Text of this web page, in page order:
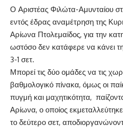
Ο Αριστέας Φιλώτα-Αμυνταίου
εντός έδρας αναμέτρηση της
Αρίωνα Πτολεμαίδος, για την
ωστόσο δεν κατάφερε να κάνει
3-1 σετ.
Μπορεί τις δύο ομάδες να τις
βαθμολογικό πίνακα, όμως οι
πυγμή και μαχητικότητα,
Αρίωνα, ο οποίος εκμεταλλεύτηκε
το δεύτερο σετ,